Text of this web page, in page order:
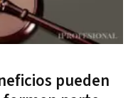
pueden